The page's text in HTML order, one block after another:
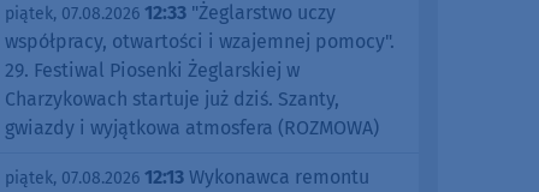
piątek, 07.08.2026 12:33 "Żeglarstwo uczy
współpracy, otwartości i wzajemnej pomocy".
29. Festiwal Piosenki Żeglarskiej w
Charzykowach startuje już dziś. Szanty,
gwiazdy i wyjątkowa atmosfera (ROZMOWA)
piątek, 07.08.2026 12:13 Wykonawca remontu